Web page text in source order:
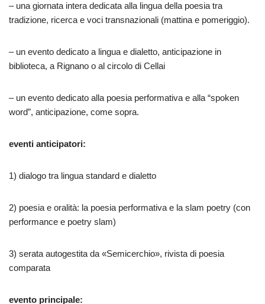
– una giornata intera dedicata alla lingua della poesia tra
tradizione, ricerca e voci transnazionali (mattina e pomeriggio).
– un evento dedicato a lingua e dialetto, anticipazione in
biblioteca, a Rignano o al circolo di Cellai
– un evento dedicato alla poesia performativa e alla “spoken
word”, anticipazione, come sopra.
eventi anticipatori:
1) dialogo tra lingua standard e dialetto
2) poesia e oralità: la poesia performativa e la slam poetry (con
performance e poetry slam)
3) serata autogestita da «Semicerchio», rivista di poesia
comparata
evento principale: